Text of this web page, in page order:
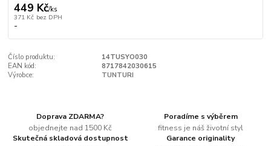
449 Kč/ks
371 Kč bez DPH
-
Číslo produktu:
14TUSYO030
EAN kód:
8717842030615
Výrobce:
TUNTURI
Doprava ZDARMA?
objednejte nad 1500 Kč
Poradíme s výběrem
fitness je náš životní styl
Skutečná skladová dostupnost
Garance originality